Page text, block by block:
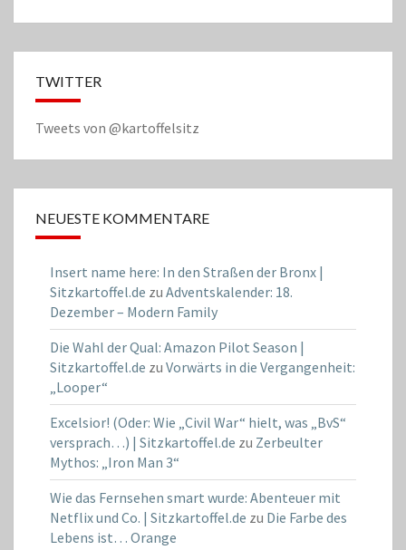
TWITTER
Tweets von @kartoffelsitz
NEUESTE KOMMENTARE
Insert name here: In den Straßen der Bronx |
Sitzkartoffel.de zu Adventskalender: 18.
Dezember – Modern Family
Die Wahl der Qual: Amazon Pilot Season |
Sitzkartoffel.de zu Vorwärts in die Vergangenheit:
„Looper“
Excelsior! (Oder: Wie „Civil War“ hielt, was „BvS“
versprach…) | Sitzkartoffel.de zu Zerbeulter
Mythos: „Iron Man 3“
Wie das Fernsehen smart wurde: Abenteuer mit
Netflix und Co. | Sitzkartoffel.de zu Die Farbe des
Lebens ist… Orange